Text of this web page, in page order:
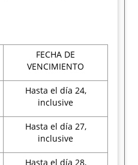
FECHA DE
VENCIMIENTO
Hasta el día 24,
inclusive
Hasta el día 27,
inclusive
Hasta el día 28,